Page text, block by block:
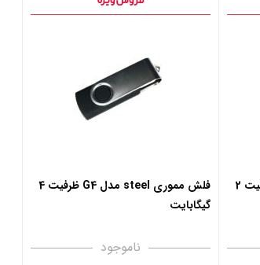
فلش مموری steel مدل G2 ظرفیت 2
فلش مموری steel مدل G4 ظرفیت 4
گیگابایت
ناموجود